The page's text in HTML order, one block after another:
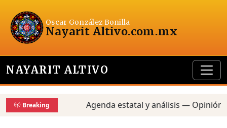
Oscar González Bonilla
Nayarit Altivo.com.mx
NAYARIT ALTIVO
Breaking Agenda estatal y análisis —